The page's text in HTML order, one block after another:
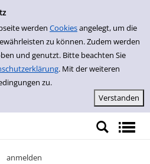
werden Cookiesangelegt, um die
zu können. Zudem werden
und genutzt. Bitte beachten Sie
. Mit der weiteren
zu.
anmelden